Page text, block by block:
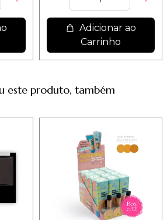
Adicionar ao
Carrinho
este produto, também